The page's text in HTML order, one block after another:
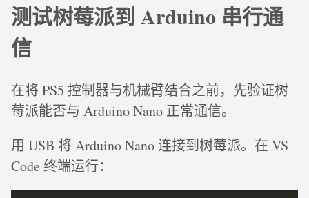
测试树莓派到 Arduino 串行通
信
在将 PS5 控制器与机械臂结合之前，先验证树
莓派能否与 Arduino Nano 正常通信。
用 USB 将 Arduino Nano 连接到树莓派。在 VS
Code 终端运行：